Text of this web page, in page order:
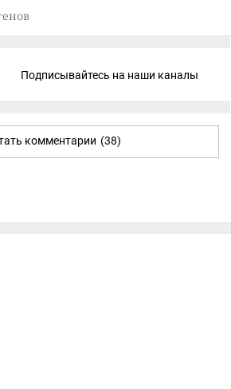
Подписывайтесь на наши каналы
комментарии (38)